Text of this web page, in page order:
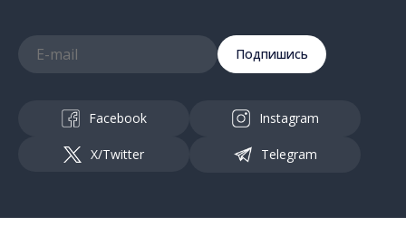
Подпишись
Facebook Instagram
X/Twitter Telegram